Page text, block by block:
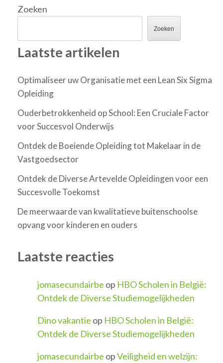
Zoeken
Zoeken
Laatste artikelen
Optimaliseer uw Organisatie met een Lean Six Sigma
Opleiding
Ouderbetrokkenheid op School: Een Cruciale Factor
voor Succesvol Onderwijs
Ontdek de Boeiende Opleiding tot Makelaar in de
Vastgoedsector
Ontdek de Diverse Artevelde Opleidingen voor een
Succesvolle Toekomst
De meerwaarde van kwalitatieve buitenschoolse
opvang voor kinderen en ouders
Laatste reacties
jomasecundairbe op HBO Scholen in België:
Ontdek de Diverse Studiemogelijkheden
Dino vakantie op HBO Scholen in België:
Ontdek de Diverse Studiemogelijkheden
jomasecundairbe opVeiligheid en welzijn: